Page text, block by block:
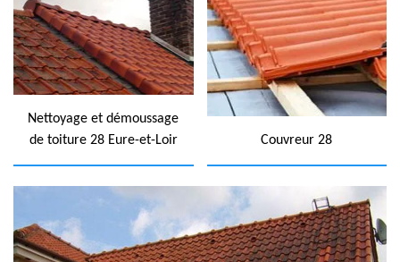
Nettoyage et démoussage
de toiture 28 Eure-et-Loir
Couvreur 28